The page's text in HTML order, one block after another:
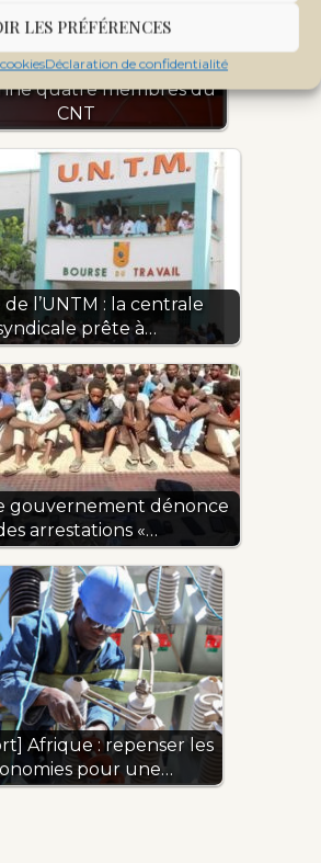
LES PRÉFÉRENCES
Déclaration de confidentialité
: le Col. Malick Diaw
quatre membres du
CNT
l’UNTM : la centrale
prête à…
gouvernement dénonce
arrestations «…
Afrique : repenser les
pour une…